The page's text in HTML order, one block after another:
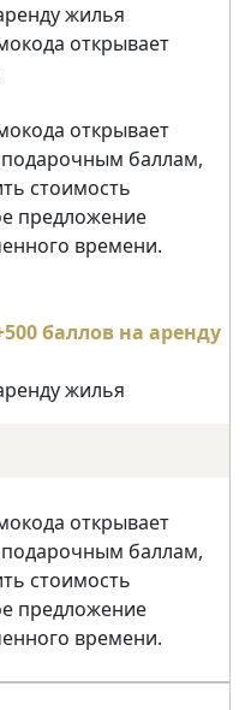
жилья
открывает
открывает
подарочным баллам,
стоимость
предложение
времени.
жилья
открывает
подарочным баллам,
стоимость
предложение
времени.